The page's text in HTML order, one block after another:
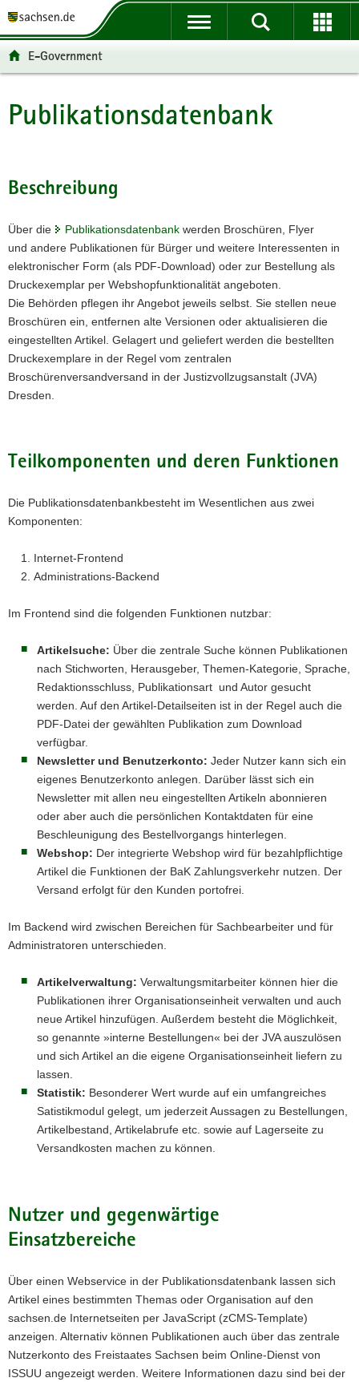
t
ü
g
e
i
f
e
n
d
e
N
a
v
a
o
n
t
n
g
t
i
o
n
p
n
t
t
e
o
m
a
t
i
o
n
t
-
e
c
h
E-Government
Hauptinhalt
Publikationsdatenbank
Beschreibung
Über die Publikationsdatenbank werden Broschüren, Flyer
und andere Publikationen für Bürger und weitere Interessenten in
elektronischer Form (als PDF-Download) oder zur Bestellung als
Druckexemplar per Webshopfunktionalität angeboten.
Die Behörden pflegen ihr Angebot jeweils selbst. Sie stellen neue
Broschüren ein, entfernen alte Versionen oder aktualisieren die
eingestellten Artikel. Gelagert und geliefert werden die bestellten
Druckexemplare in der Regel vom zentralen
Broschürenversandversand in der Justizvollzugsanstalt (JVA)
Dresden.
Teilkomponenten und deren Funktionen
Die Publikationsdatenbankbesteht im Wesentlichen aus zwei
Komponenten:
Internet-Frontend
Administrations-Backend
Im Frontend sind die folgenden Funktionen nutzbar:
Artikelsuche: Über die zentrale Suche können Publikationen
nach Stichworten, Herausgeber, Themen-Kategorie, Sprache,
Redaktionsschluss, Publikationsart und Autor gesucht
werden. Auf den Artikel-Detailseiten ist in der Regel auch die
PDF-Datei der gewählten Publikation zum Download
verfügbar.
Newsletter und Benutzerkonto: Jeder Nutzer kann sich ein
eigenes Benutzerkonto anlegen. Darüber lässt sich ein
Newsletter mit allen neu eingestellten Artikeln abonnieren
oder aber auch die persönlichen Kontaktdaten für eine
Beschleunigung des Bestellvorgangs hinterlegen.
Webshop: Der integrierte Webshop wird für bezahlpflichtige
Artikel die Funktionen der BaK Zahlungsverkehr nutzen. Der
Versand erfolgt für den Kunden portofrei.
Im Backend wird zwischen Bereichen für Sachbearbeiter und für
Administratoren unterschieden.
Artikelverwaltung: Verwaltungsmitarbeiter können hier die
Publikationen ihrer Organisationseinheit verwalten und auch
neue Artikel hinzufügen. Außerdem besteht die Möglichkeit,
so genannte »interne Bestellungen« bei der JVA auszulösen
und sich Artikel an die eigene Organisationseinheit liefern zu
lassen.
Statistik: Besonderer Wert wurde auf ein umfangreiches
Satistikmodul gelegt, um jederzeit Aussagen zu Bestellungen,
Artikelbestand, Artikelabrufe etc. sowie auf Lagerseite zu
Versandkosten machen zu können.
Nutzer und gegenwärtige
Einsatzbereiche
Über einen Webservice in der Publikationsdatenbank lassen sich
Artikel eines bestimmten Themas oder Organisation auf den
sachsen.de Internetseiten per JavaScript (zCMS-Template)
anzeigen. Alternativ können Publikationen auch über das zentrale
Nutzerkonto des Freistaates Sachsen beim Online-Dienst von
ISSUU angezeigt werden. Weitere Informationen dazu sind bei der